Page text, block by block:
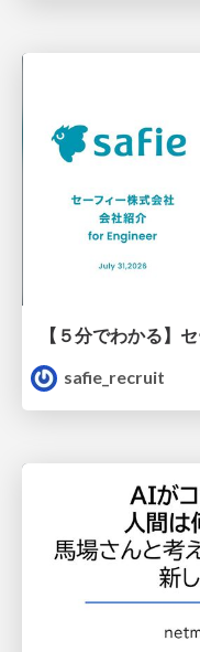
safie_recruit